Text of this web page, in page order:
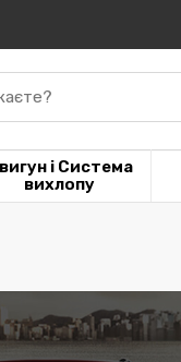
і Система
вихлопу